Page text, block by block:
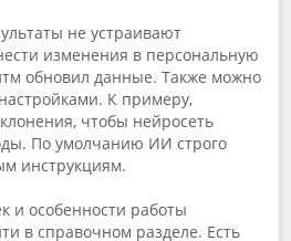
не устраивают
изменения в персональную
обновил данные. Также можно
К примеру,
чтобы нейросеть
По умолчанию ИИ строго
инструкциям.
и особенности работы
в справочном разделе. Есть